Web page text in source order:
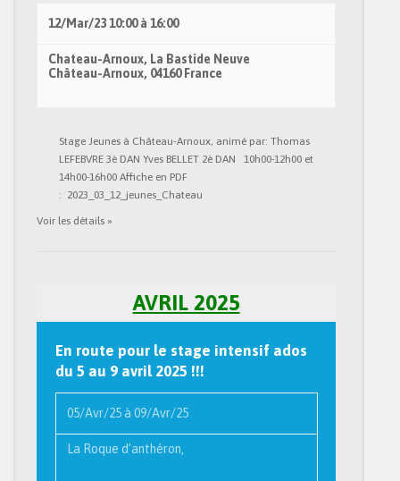
12/Mar/2310:00à 16:00
Chateau-Arnoux, La Bastide Neuve
Château-Arnoux, 04160 France
Stage Jeunes à Château-Arnoux, animé par: Thomas
LEFEBVRE 3è DAN Yves BELLET 2è DAN 10h00-12h00 et
14h00-16h00 Affiche en PDF
: 2023_03_12_jeunes_Chateau
Voir les détails »
AVRIL 2025
En route pour le stage intensif ados
du 5 au 9 avril 2025 !!!
05/Avr/25à 09/Avr/25
La Roque d’anthéron,